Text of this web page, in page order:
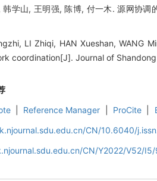
韩学山, 王明强, 陈博, 付一木. 源网协
LI Zhiqi, HAN Xueshan, WANG
coordination[J]. Journal of
Reference Manager ProCite
CN/10.6040/
CN/Y2022/V52/I5/